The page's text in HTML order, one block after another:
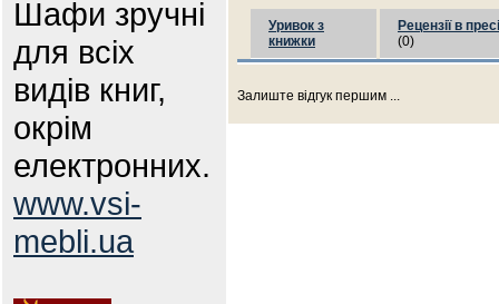
Шафи зручні
для всіх
видів книг,
окрім
електронних.
www.vsi-
mebli.ua
Уривок з
книжки
Рецензії в пресі
(0)
Залиште відгук першим ...